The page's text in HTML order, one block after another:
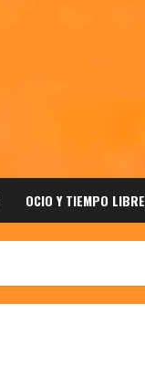
OCIO Y TIEMPO LIBRE